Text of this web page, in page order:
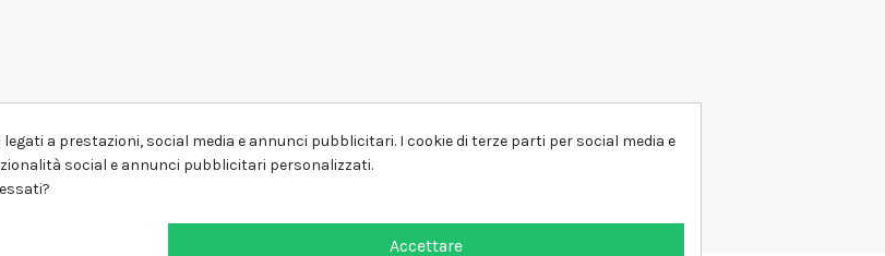
a prestazioni, social media e annunci pubblicitari. I cookie di terze parti per social media e
social e annunci pubblicitari personalizzati.
Accettare